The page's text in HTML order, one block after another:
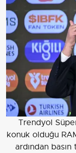
Trendyol
konuk olduğu
ardından